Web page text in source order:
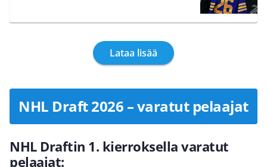
Lataa lisää
NHL Draft 2026 – varatut pelaajat
NHL Draftin 1. kierroksella varatut
pelaajat: